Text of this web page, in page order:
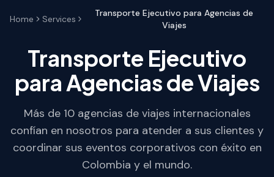
Home Services
Transporte Ejecutivo para Agencias de
Viajes
Transporte Ejecutivo
para Agencias de Viajes
Más de 10 agencias de viajes internacionales
confían en nosotros para atender a sus clientes y
coordinar sus eventos corporativos con éxito en
Colombia y el mundo.